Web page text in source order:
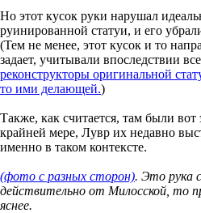
Но этот кусок руки нарушал
руинированной статуи, и его
(Тем не менее, этот кусок и то
задает, учитывали впоследствии все
реконструкторы оригинальной
то ими делающей.)
Также, как считается, там были
крайней мере, Лувр их недавно
именно в таком контексте.
(фото с разных сторон). Это рука
действительно от Милосской, то
яснее.